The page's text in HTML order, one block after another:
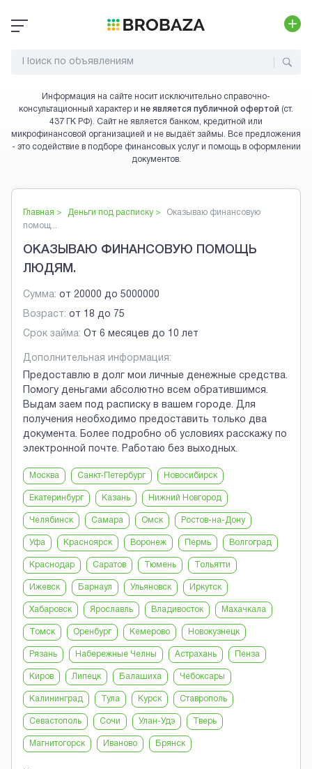
Информация на сайте носит исключительно справочно-
консультационный характер и не является публичной офертой (ст.
437 ГК РФ). Сайт не является банком, кредитной или
микрофинансовой организацией и не выдаёт займы. Все предложения
- это содействие в подборе финансовых услуг и помощь в оформлении
документов.
Главная > Деньги под расписку >
Оказываю финансовую
помощ...
ОКАЗЫВАЮ ФИНАНСОВУЮ ПОМОЩЬ
ЛЮДЯМ.
Сумма: от 20000 до 5000000
Возраст: от 18 до 75
Срок займа: От 6 месяцев до 10 лет
Дополнительная информация:
Предоставлю в долг мои личные денежные средства.
Помогу деньгами абсолютно всем обратившимся.
Выдам заем под расписку в вашем городе. Для
получения необходимо предоставить только два
документа. Более подробно об условиях расскажу по
электронной почте. Работаю без выходных.
Москва Санкт-Петербург Новосибирск
Екатеринбург Казань Нижний Новгород
Челябинск Самара Омск Ростов-на-Дону
Уфа Красноярск Воронеж Пермь Волгоград
Краснодар Саратов Тюмень Тольятти
Ижевск Барнаул Ульяновск Иркутск
Хабаровск Ярославль Владивосток Махачкала
Томск Оренбург Кемерово Новокузнецк
Рязань Набережные Челны Астрахань Пенза
Киров Липецк Балашиха Чебоксары
Калининград Тула Курск Ставрополь
Севастополь Сочи Улан-Удэ Тверь
Магнитогорск Иваново Брянск